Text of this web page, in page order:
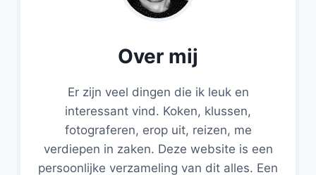
Over mij
Er zijn veel dingen die ik leuk en
interessant vind. Koken, klussen,
fotograferen, erop uit, reizen, me
verdiepen in zaken. Deze website is een
persoonlijke verzameling van dit alles. Een